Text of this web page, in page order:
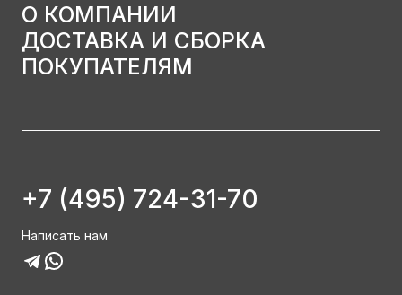
О КОМПАНИИ
ДОСТАВКА И СБОРКА
ПОКУПАТЕЛЯМ
+7 (495) 724-31-70
Написать нам